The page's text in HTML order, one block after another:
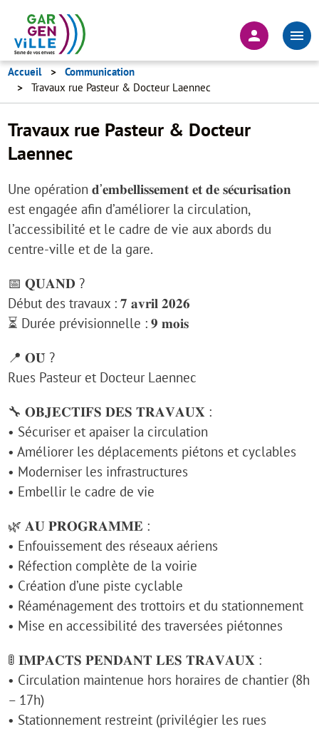
principal
En-
tête
Accueil
Communication
Travaux rue Pasteur & Docteur Laennec
Travaux rue Pasteur & Docteur
Laennec
Une opération 𝐝’𝐞𝐦𝐛𝐞𝐥𝐥𝐢𝐬𝐬𝐞𝐦𝐞𝐧𝐭 𝐞𝐭 𝐝𝐞 𝐬𝐞́𝐜𝐮𝐫𝐢𝐬𝐚𝐭𝐢𝐨𝐧
est engagée afin d’améliorer la circulation,
l’accessibilité et le cadre de vie aux abords du
centre-ville et de la gare.
📅 𝐐𝐔𝐀𝐍𝐃 ?
Début des travaux : 𝟕 𝐚𝐯𝐫𝐢𝐥 𝟐𝟎𝟐𝟔
⏳ Durée prévisionnelle : 𝟗 𝐦𝐨𝐢𝐬
📍 𝐎𝐔̀ ?
Rues Pasteur et Docteur Laennec
🔧 𝐎𝐁𝐉𝐄𝐂𝐓𝐈𝐅𝐒 𝐃𝐄𝐒 𝐓𝐑𝐀𝐕𝐀𝐔𝐗 :
• Sécuriser et apaiser la circulation
• Améliorer les déplacements piétons et cyclables
• Moderniser les infrastructures
• Embellir le cadre de vie
🌿 𝐀𝐔 𝐏𝐑𝐎𝐆𝐑𝐀𝐌𝐌𝐄 :
• Enfouissement des réseaux aériens
• Réfection complète de la voirie
• Création d’une piste cyclable
• Réaménagement des trottoirs et du stationnement
• Mise en accessibilité des traversées piétonnes
🚦 𝐈𝐌𝐏𝐀𝐂𝐓𝐒 𝐏𝐄𝐍𝐃𝐀𝐍𝐓 𝐋𝐄𝐒 𝐓𝐑𝐀𝐕𝐀𝐔𝐗 :
• Circulation maintenue hors horaires de chantier (8h
– 17h)
• Stationnement restreint (privilégier les rues